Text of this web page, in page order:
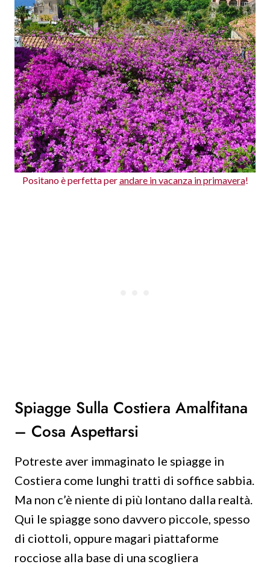
Positano è perfetta perandare in vacanza in primavera!
Spiagge Sulla Costiera Amalfitana
– Cosa Aspettarsi
Potreste aver immaginato le spiagge in
Costiera come lunghi tratti di soffice sabbia.
Ma non c’è niente di più lontano dalla realtà.
Qui le spiagge sono davvero piccole, spesso
di ciottoli, oppure magari piattaforme
rocciose alla base di una scogliera